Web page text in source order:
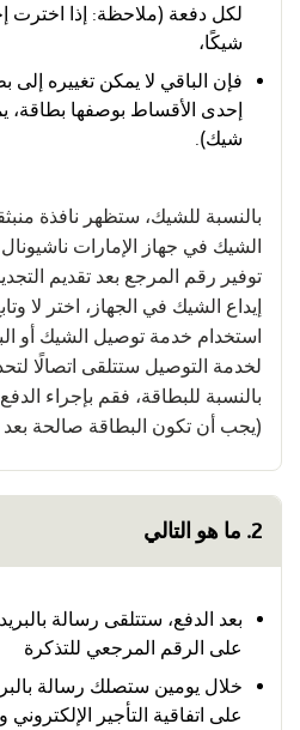
لكل دفعة (ملاحظة: إذا اخترت
شيكًا،
فإن الباقي لا يمكن تغييره إلى
إحدى الأقساط بوصفها بطاقة،
شيك).
بالنسبة للشيك، ستظهر نافذة
الشيك في جهاز الإمارات
توفير رقم المرجع بعد تقديم
إيداع الشيك في الجهاز، اختر لا
استخدام خدمة توصيل الشيك أو
لخدمة التوصيل ستتلقى اتصالًا
بالنسبة للبطاقة، فقم بإجراء
(يجب أن تكون البطاقة صالحة بعد
2. ما هو التالي
بعد الدفع، ستتلقى رسالة
على الرقم المرجعي للتذكرة
خلال يومين ستصلك رسالة
على اتفاقية التأجير